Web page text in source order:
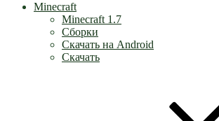
Minecraft
Minecraft 1.7
Сборки
Скачать на Android
Скачать